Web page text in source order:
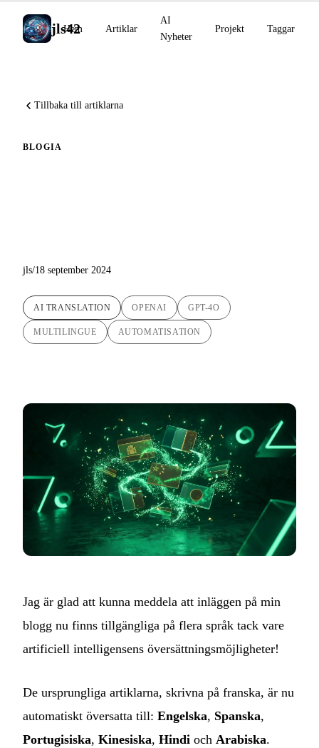
jls42
Hem Artiklar
AI
Nyheter
Projekt Taggar
Tillbaka till artiklarna
BLOGIA
jls/18 september 2024
AI TRANSLATION OPENAI GPT-4O
MULTILINGUE AUTOMATISATION
Jag är glad att kunna meddela att inläggen på min
blogg nu finns tillgängliga på flera språk tack vare
artificiell intelligensens översättningsmöjligheter!
De ursprungliga artiklarna, skrivna på franska, är nu
automatiskt översatta till: Engelska, Spanska,
Portugisiska, Kinesiska, Hindi och Arabiska.